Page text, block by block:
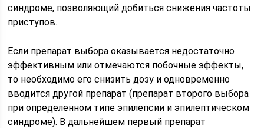
синдроме, позволяющий добиться снижения частоты
приступов.
Если препарат выбора оказывается недостаточно
эффективным или отмечаются побочные эффекты,
то необходимо его снизить дозу и одновременно
вводится другой препарат (препарат второго выбора
при определенном типе эпилепсии и эпилептическом
синдроме). В дальнейшем первый препарат